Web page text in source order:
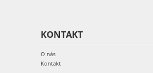
KONTAKT
O nás
Kontakt